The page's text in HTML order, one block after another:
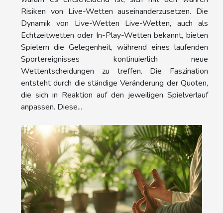
Risiken von Live-Wetten auseinanderzusetzen. Die
Dynamik von Live-Wetten Live-Wetten, auch als
Echtzeitwetten oder In-Play-Wetten bekannt, bieten
Spielern die Gelegenheit, während eines laufenden
Sportereignisses kontinuierlich neue
Wettentscheidungen zu treffen. Die Faszination
entsteht durch die ständige Veränderung der Quoten,
die sich in Reaktion auf den jeweiligen Spielverlauf
anpassen. Diese...